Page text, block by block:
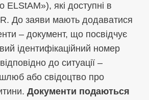
ELStAM»), які доступні в
До заяви мають додаватися
– документ, що посвідчує
ідентифікаційний номер
до ситуації –
або свідоцтво про
Документи подаються